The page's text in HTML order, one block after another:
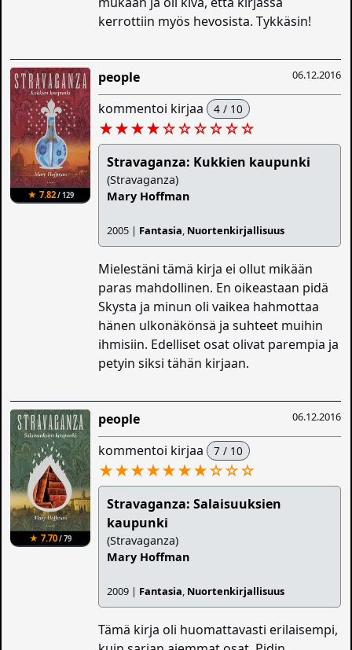
kerrottiin myös hevosista. Tykkäsin!
★ 7.82/ 129
06.12.2016
people
kommentoi kirjaa 4 / 10
★★★★☆☆☆☆☆☆
Stravaganza: Kukkien kaupunki
(Stravaganza)
Mary Hoffman
2005 | Fantasia, Nuortenkirjallisuus
Mielestäni tämä kirja ei ollut mikään
paras mahdollinen. En oikeastaan pidä
Skysta ja minun oli vaikea hahmottaa
hänen ulkonäkönsä ja suhteet muihin
ihmisiin. Edelliset osat olivat parempia ja
petyin siksi tähän kirjaan.
★ 7.70/ 79
06.12.2016
people
kommentoi kirjaa 7 / 10
★★★★★★★☆☆☆
Stravaganza: Salaisuuksien
kaupunki
(Stravaganza)
Mary Hoffman
2009 | Fantasia, Nuortenkirjallisuus
Tämä kirja oli huomattavasti erilaisempi,